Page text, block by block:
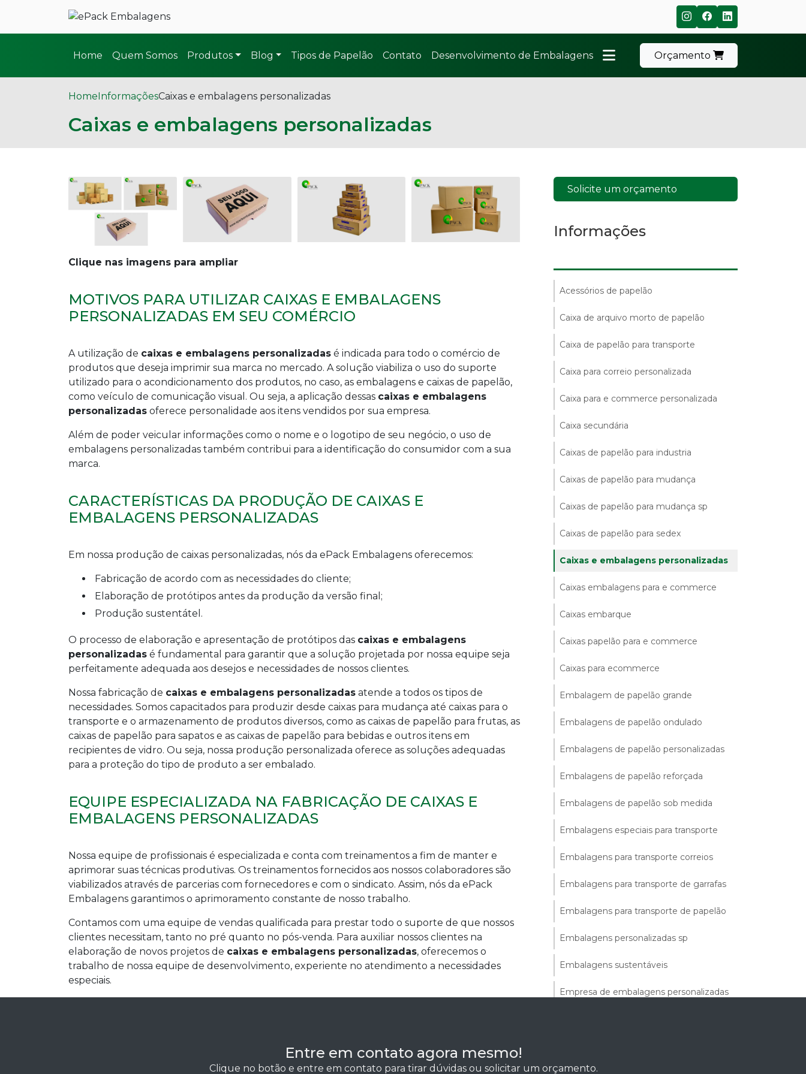
Home Quem Somos Produtos Blog Tipos de Papelão Contato Desenvolvimento de Embalagens Orçamento
Home InformaçõesCaixas e embalagens personalizadas
Caixas e embalagens personalizadas
Clique nas imagens para ampliar
MOTIVOS PARA UTILIZAR CAIXAS E EMBALAGENS
PERSONALIZADAS EM SEU COMÉRCIO
A utilização de caixas e embalagens personalizadas é indicada para todo o comércio de
produtos que deseja imprimir sua marca no mercado. A solução viabiliza o uso do suporte
utilizado para o acondicionamento dos produtos, no caso, as embalagens e caixas de papelão,
como veículo de comunicação visual. Ou seja, a aplicação dessas caixas e embalagens
personalizadas oferece personalidade aos itens vendidos por sua empresa.
Além de poder veicular informações como o nome e o logotipo de seu negócio, o uso de
embalagens personalizadas também contribui para a identificação do consumidor com a sua
marca.
CARACTERÍSTICAS DA PRODUÇÃO DE CAIXAS E
EMBALAGENS PERSONALIZADAS
Em nossa produção de caixas personalizadas, nós da ePack Embalagens oferecemos:
fabricação de acordo com as necessidades do cliente;
elaboração de protótipos antes da produção da versão final;
produção sustentátel.
O processo de elaboração e apresentação de protótipos das caixas e embalagens
personalizadas é fundamental para garantir que a solução projetada por nossa equipe seja
perfeitamente adequada aos desejos e necessidades de nossos clientes.
Nossa fabricação de caixas e embalagens personalizadas atende a todos os tipos de
necessidades. Somos capacitados para produzir desde caixas para mudança até caixas para o
transporte e o armazenamento de produtos diversos, como as caixas de papelão para frutas, as
caixas de papelão para sapatos e as caixas de papelão para bebidas e outros itens em
recipientes de vidro. Ou seja, nossa produção personalizada oferece as soluções adequadas
para a proteção do tipo de produto a ser embalado.
EQUIPE ESPECIALIZADA NA FABRICAÇÃO DE CAIXAS E
EMBALAGENS PERSONALIZADAS
Nossa equipe de profissionais é especializada e conta com treinamentos a fim de manter e
aprimorar suas técnicas produtivas. Os treinamentos fornecidos aos nossos colaboradores são
viabilizados através de parcerias com fornecedores e com o sindicato. Assim, nós da ePack
Embalagens garantimos o aprimoramento constante de nosso trabalho.
Contamos com uma equipe de vendas qualificada para prestar todo o suporte de que nossos
clientes necessitam, tanto no pré quanto no pós-venda. Para auxiliar nossos clientes na
elaboração de novos projetos de caixas e embalagens personalizadas, oferecemos o
trabalho de nossa equipe de desenvolvimento, experiente no atendimento a necessidades
especiais.
Entre em contato agora mesmo!
Clique no botão e entre em contato para tirar dúvidas ou solicitar um orçamento.
Solicite um orçamento
Informações
Acessórios de papelão
Caixa de arquivo morto de papelão
Caixa de papelão para transporte
Caixa para correio personalizada
Caixa para e commerce personalizada
Caixa secundária
Caixas de papelão para industria
Caixas de papelão para mudança
Caixas de papelão para mudança sp
Caixas de papelão para sedex
Caixas e embalagens personalizadas
Caixas embalagens para e commerce
Caixas embarque
Caixas papelão para e commerce
Caixas para ecommerce
Embalagem de papelão grande
Embalagens de papelão ondulado
Embalagens de papelão personalizadas
Embalagens de papelão reforçada
Embalagens de papelão sob medida
Embalagens especiais para transporte
Embalagens para transporte correios
Embalagens para transporte de garrafas
Embalagens para transporte de papelão
Embalagens personalizadas sp
Embalagens sustentáveis
Empresa de embalagens personalizadas